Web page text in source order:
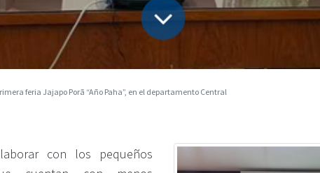
feria Jajapo Porã “Año Paha”, en el departamento Central
con los pequeños